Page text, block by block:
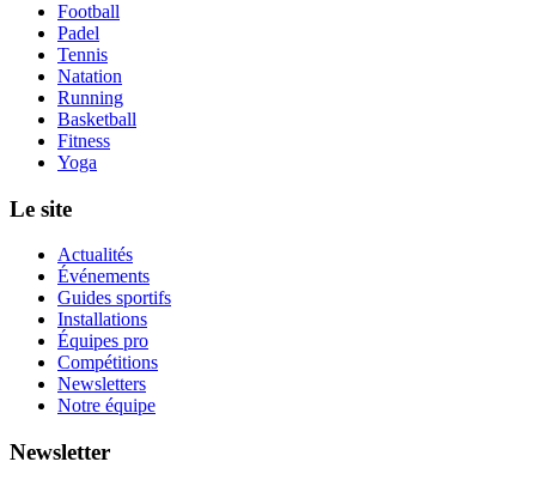
Football
Padel
Tennis
Natation
Running
Basketball
Fitness
Yoga
Le site
Actualités
Événements
Guides sportifs
Installations
Équipes pro
Compétitions
Newsletters
Notre équipe
Newsletter